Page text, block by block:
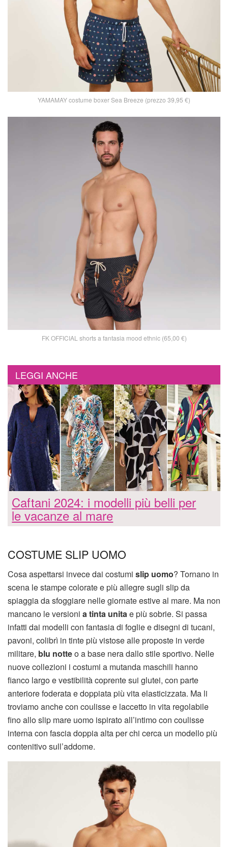
YAMAMAY costume boxer Sea Breeze (prezzo 39,95 €)
FK OFFICIAL shorts a fantasia mood ethnic (65,00 €)
LEGGI ANCHE
Caftani 2024: i modelli più belli per
le vacanze al mare
COSTUME SLIP UOMO
Cosa aspettarsi invece dai costumi slip uomo? Tornano in
scena le stampe colorate e più allegre sugli slip da
spiaggia da sfoggiare nelle giornate estive al mare. Ma non
mancano le versioni a tinta unitae più sobrie. Si passa
infatti dai modelli con fantasia di foglie e disegni di tucani,
pavoni, colibrì in tinte più vistose alle proposte in verde
militare, blu notteo a base nera dallo stile sportivo. Nelle
nuove collezioni i costumi a mutanda maschili hanno
fianco largo e vestibilità coprente sui glutei, con parte
anteriore foderata e doppiata più vita elasticizzata. Ma li
troviamo anche con coulisse e laccetto in vita regolabile
fino allo slip mare uomo ispirato all’intimo con coulisse
interna con fascia doppia alta per chi cerca un modello più
contenitivo sull’addome.